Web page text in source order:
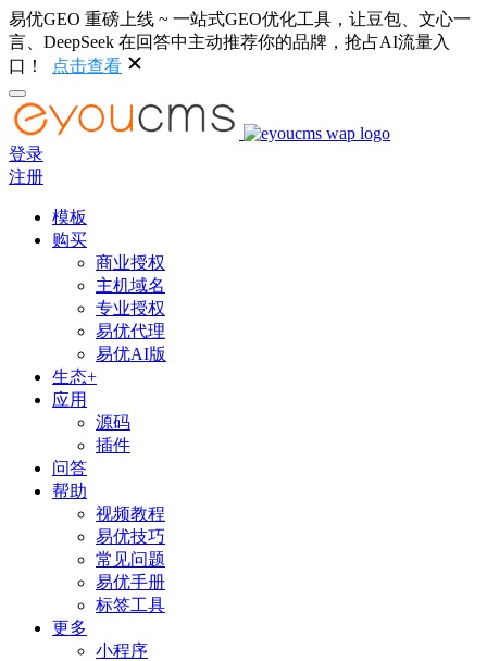
易优GEO 重磅上线 ~ 一站式GEO优化工具，让豆包、文心一
言、DeepSeek 在回答中主动推荐你的品牌，抢占AI流量入
口！
点击查看
登录
注册
模板
购买
商业授权
主机域名
专业授权
易优代理
易优AI版
生态+
应用
源码
插件
问答
帮助
视频教程
易优技巧
常见问题
易优手册
标签工具
更多
小程序